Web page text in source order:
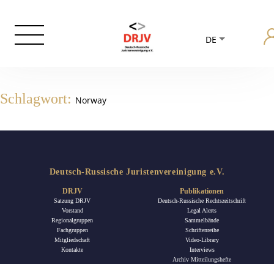
DE
Schlagwort: Norway
Deutsch-Russische Juristenvereinigung e.V.
DRJV
Satzung DRJV
Vorstand
Regionalgruppen
Fachgruppen
Mitgliedschaft
Kontakte
Publikationen
Deutsch-Russische Rechtszeitschrift
Legal Alerts
Sammelbände
Schriftenreihe
Video-Library
Interviews
Archiv Mitteilungshefte